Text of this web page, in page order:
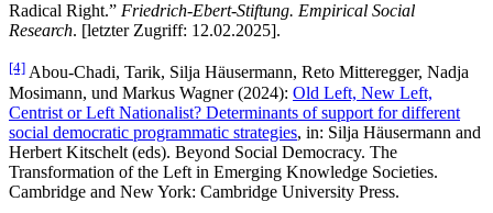
Radical Right.” Friedrich-Ebert-Stiftung. Empirical Social
Research. [letzter Zugriff: 12.02.2025].
[4] Abou-Chadi, Tarik, Silja Häusermann, Reto Mitteregger, Nadja
Mosimann, und Markus Wagner (2024): Old Left, New Left,
Centrist or Left Nationalist? Determinants of support for different
social democratic programmatic strategies, in: Silja Häusermann and
Herbert Kitschelt (eds). Beyond Social Democracy. The
Transformation of the Left in Emerging Knowledge Societies.
Cambridge and New York: Cambridge University Press.